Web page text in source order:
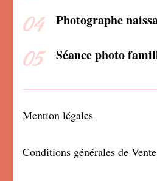
Photographe
Séance photo
Mention légales
Conditions générales de Vente